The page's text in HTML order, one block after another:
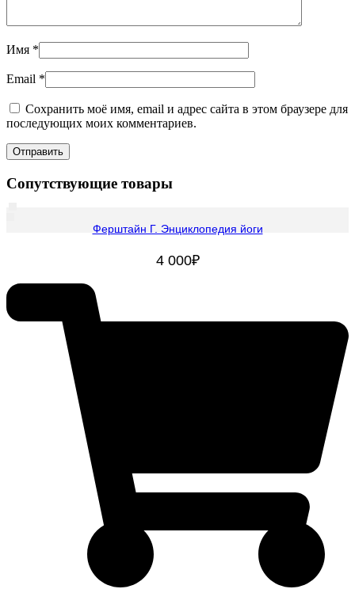
Имя *
Email *
Сохранить моё имя, email и адрес сайта в этом браузере для
последующих моих комментариев.
Сопутствующие товары
Ферштайн Г. Энциклопедия йоги
4 000₽